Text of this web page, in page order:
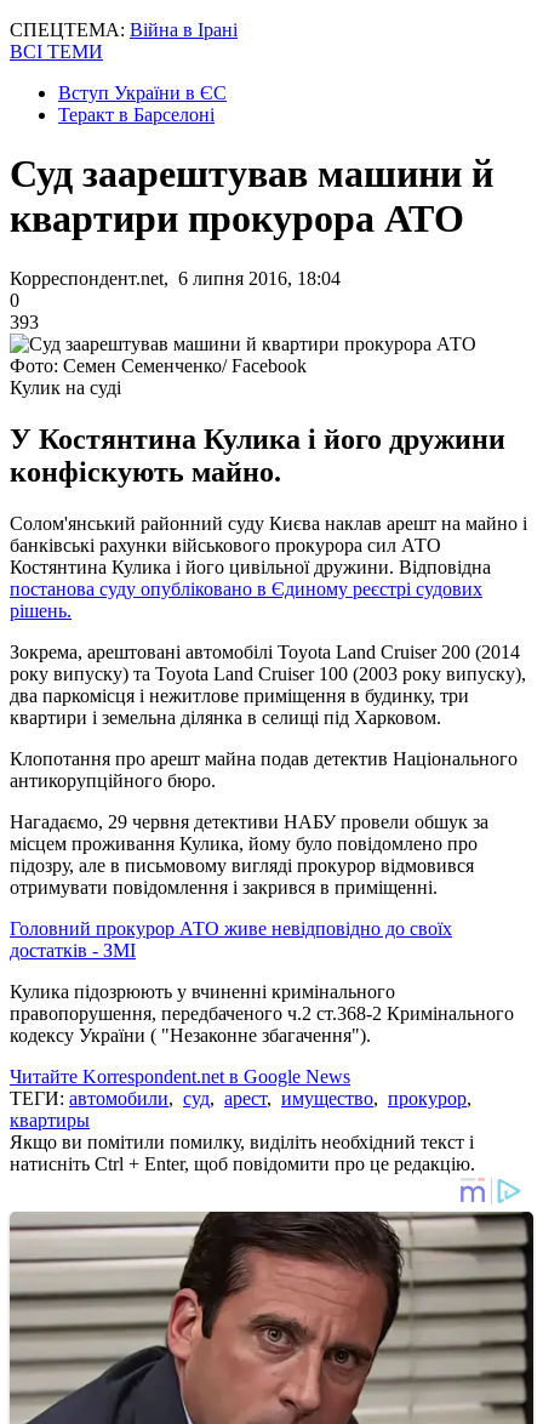
СПЕЦТЕМА: Війна в Ірані
ВСІ ТЕМИ
Вступ України в ЄС
Теракт в Барселоні
Суд заарештував машини й
квартири прокурора АТО
Корреспондент.net, 6 липня 2016, 18:04
0
393
Фото: Семен Семенченко/ Facebook
Кулик на суді
У Костянтина Кулика і його дружини
конфіскують майно.
Солом'янський районний суду Києва наклав арешт на майно і
банківські рахунки військового прокурора сил АТО
Костянтина Кулика і його цивільної дружини. Відповідна
постанова суду опубліковано в Єдиному реєстрі судових
рішень.
Зокрема, арештовані автомобілі Toyota Land Cruiser 200 (2014
року випуску) та Toyota Land Cruiser 100 (2003 року випуску),
два паркомісця і нежитлове приміщення в будинку, три
квартири і земельна ділянка в селищі під Харковом.
Клопотання про арешт майна подав детектив Національного
антикорупційного бюро.
Нагадаємо, 29 червня детективи НАБУ провели обшук за
місцем проживання Кулика, йому було повідомлено про
підозру, але в письмовому вигляді прокурор відмовився
отримувати повідомлення і закрився в приміщенні.
Головний прокурор АТО живе невідповідно до своїх
достатків - ЗМІ
Кулика підозрюють у вчиненні кримінального
правопорушення, передбаченого ч.2 ст.368-2 Кримінального
кодексу України ( "Незаконне збагачення").
Читайте Korrespondent.net в Google News
ТЕГИ: автомобили, суд, арест, имущество, прокурор,
квартиры
Якщо ви помітили помилку, виділіть необхідний текст і
натисніть Ctrl + Enter, щоб повідомити про це редакцію.